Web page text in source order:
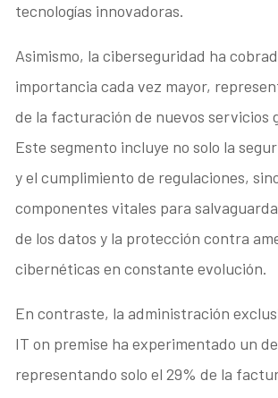
tecnologías innovadoras.
Asimismo, la ciberseguridad ha
importancia cada vez mayor,
de la facturación de nuevos servicios
Este segmento incluye no solo la
y el cumplimiento de regulaciones,
componentes vitales para
de los datos y la protección contra
cibernéticas en constante evolución.
En contraste, la administración
IT on premise ha experimentado un
representando solo el 29% de la